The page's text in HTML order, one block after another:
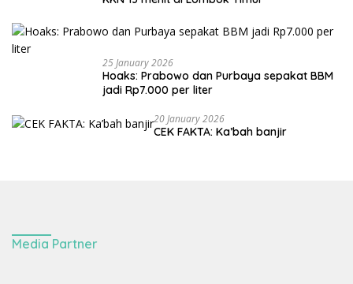
25 January 2026
Hoaks: Prabowo dan Purbaya sepakat BBM
jadi Rp7.000 per liter
20 January 2026
CEK FAKTA: Ka’bah banjir
Media Partner